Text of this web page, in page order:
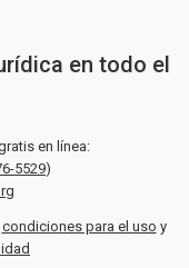
en todo el
en línea:
5529)
condiciones para el uso y